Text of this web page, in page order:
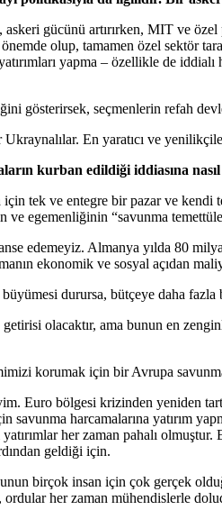
gücünü artırırken, MIT ve özel
olup, tamamen özel sektör
yapma – özellikle de
gösterirsek, seçmenlerin refah
En yaratıcı ve
kurban edildiği iddiasına
tek ve entegre bir pazar ve
ve egemenliğinin “savunma
edemeyiz. Almanya yılda 80
ekonomik ve sosyal açıdan
durursa, bütçeye daha fazla
olacaktır, ama bunun en
korumak için bir Avrupa
Euro bölgesi krizinden yeniden
harcamalarına yatırım
her zaman pahalı
geldiği için.
birçok insan için çok gerçek
her zaman mühendislerle